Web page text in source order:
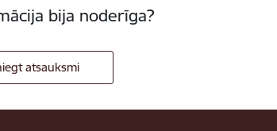
bija noderīga?
atsauksmi